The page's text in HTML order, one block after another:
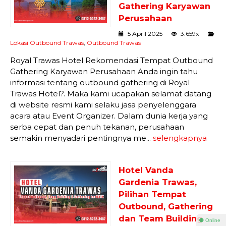
Gathering Karyawan
Perusahaan
5 April 2025
3.659x
Lokasi Outbound Trawas Outbound Trawas
Royal Trawas Hotel Rekomendasi Tempat Outbound
Gathering Karyawan Perusahaan Anda ingin tahu
informasi tentang outbound gathering di Royal
Trawas Hotel?. Maka kami ucapakan selamat datang
di website resmi kami selaku jasa penyelenggara
acara atau Event Organizer. Dalam dunia kerja yang
serba cepat dan penuh tekanan, perusahaan
semakin menyadari pentingnya me... selengkapnya
Hotel Vanda
Gardenia Trawas,
Pilihan Tempat
Outbound, Gathering
dan Team Building⚫ Online